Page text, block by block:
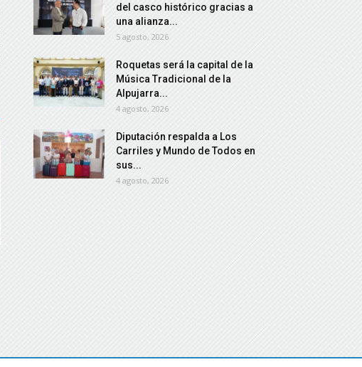
del casco histórico gracias a
una alianza...
5 agosto, 2026
Roquetas será la capital de la
Música Tradicional de la
Alpujarra...
4 agosto, 2026
Diputación respalda a Los
Carriles y Mundo de Todos en
sus...
4 agosto, 2026